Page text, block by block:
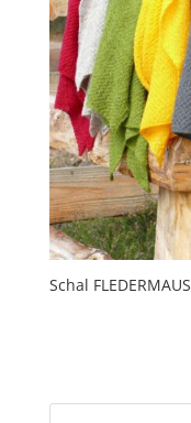
Schal FLEDERMAUS